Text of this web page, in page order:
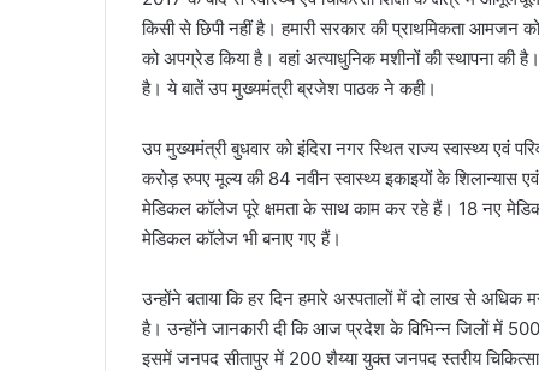
किसी से छिपी नहीं है। हमारी सरकार की प्राथमिकता आमजन
को अपग्रेड किया है। वहां अत्याधुनिक मशीनों की स्थापना की
है। ये बातें उप मुख्यमंत्री ब्रजेश पाठक ने कही।
उप मुख्यमंत्री बुधवार को इंदिरा नगर स्थित राज्य स्वास्थ्य एवं
करोड़ रुपए मूल्य की 84 नवीन स्वास्थ्य इकाइयों के शिलान्यास
मेडिकल कॉलेज पूरे क्षमता के साथ काम कर रहे हैं। 18 नए
मेडिकल कॉलेज भी बनाए गए हैं।
उन्होंने बताया कि हर दिन हमारे अस्पतालों में दो लाख से
है। उन्होंने जानकारी दी कि आज प्रदेश के विभिन्न जिलों में
इसमें जनपद सीतापुर में 200 शैय्या युक्त जनपद स्तरीय